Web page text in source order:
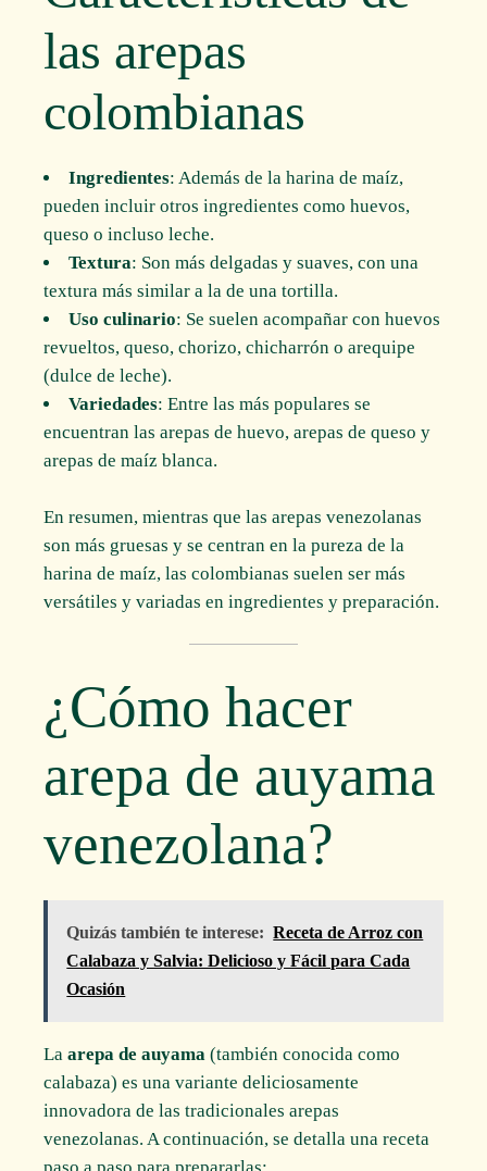
las arepas
colombianas
Ingredientes: Además de la harina de maíz,
pueden incluir otros ingredientes como huevos,
queso o incluso leche.
Textura: Son más delgadas y suaves, con una
textura más similar a la de una tortilla.
Uso culinario: Se suelen acompañar con huevos
revueltos, queso, chorizo, chicharrón o arequipe
(dulce de leche).
Variedades: Entre las más populares se
encuentran las arepas de huevo, arepas de queso y
arepas de maíz blanca.
En resumen, mientras que las arepas venezolanas
son más gruesas y se centran en la pureza de la
harina de maíz, las colombianas suelen ser más
versátiles y variadas en ingredientes y preparación.
¿Cómo hacer
arepa de auyama
venezolana?
Quizás también te interese: Receta de Arroz con
Calabaza y Salvia: Delicioso y Fácil para Cada
Ocasión
Laarepa de auyama (también conocida como
calabaza) es una variante deliciosamente
innovadora de las tradicionales arepas
venezolanas. A continuación, se detalla una receta
paso a paso para prepararlas: